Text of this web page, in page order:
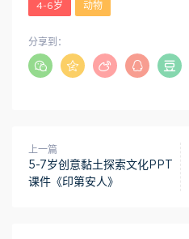
4-6岁 动物
分享到：
上一篇
5-7岁创意黏土探索文化PPT
课件《印第安人》